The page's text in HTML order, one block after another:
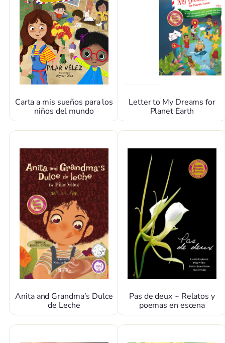
Carta a mis sueños para los
niños del mundo
Letter to My Dreams for
Planet Earth
Anita and Grandma’s Dulce
de Leche
Pas de deux ~ Relatos y
poemas en escena